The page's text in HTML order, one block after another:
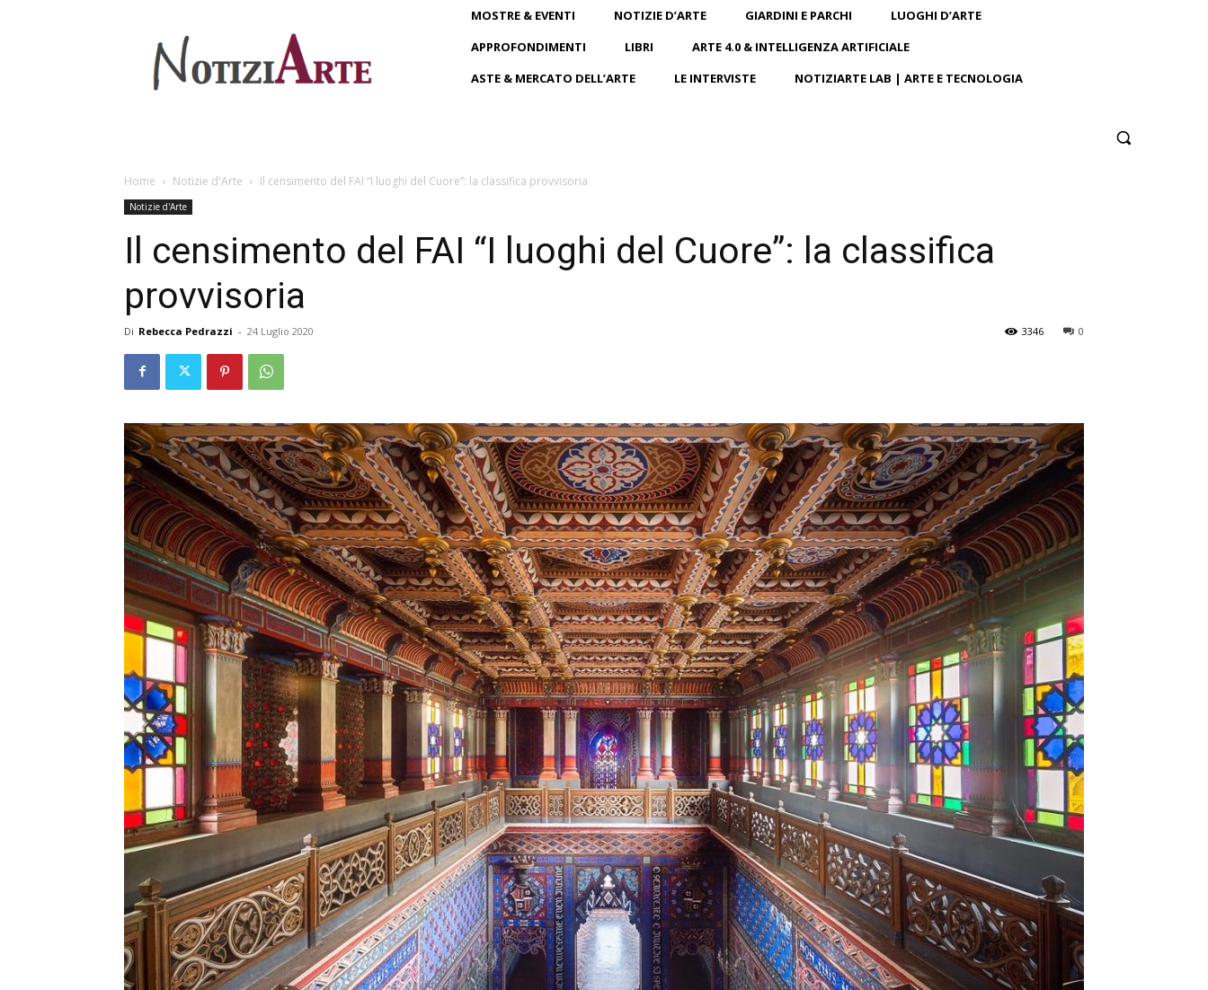
MOSTRE & EVENTI NOTIZIE D’ARTE GIARDINI E PARCHI
LUOGHI D’ARTE
APPROFONDIMENTI
LIBRI
ARTE 4.0 & INTELLIGENZA ARTIFICIALE
ASTE & MERCATO DELL’ARTE
LE INTERVISTE NOTIZIARTE LAB | ARTE E TECNOLOGIA
Home Notizie d'Arte Il censimento del FAI “I luoghi del Cuore”: la classifica provvisoria
Notizie d'Arte
Il censimento del FAI “I luoghi del Cuore”: la classifica
provvisoria
Di Rebecca Pedrazzi - 24 Luglio 2020 0
3346